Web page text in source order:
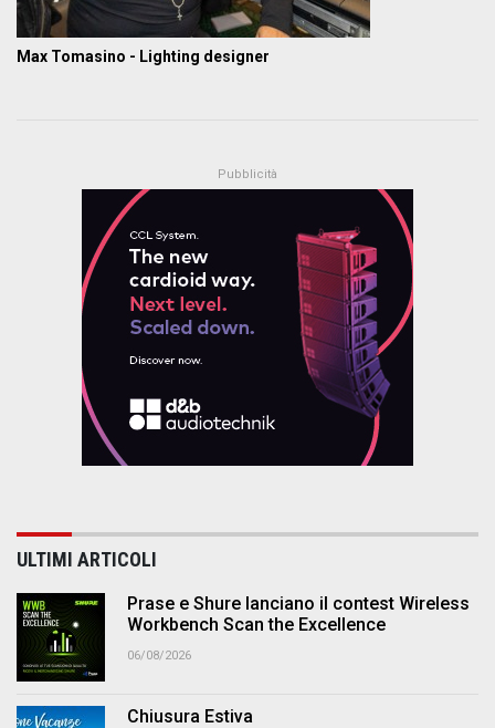
Max Tomasino - Lighting designer
ULTIMI ARTICOLI
Prase e Shure lanciano il contest Wireless
Workbench Scan the Excellence
06/08/2026
Chiusura Estiva